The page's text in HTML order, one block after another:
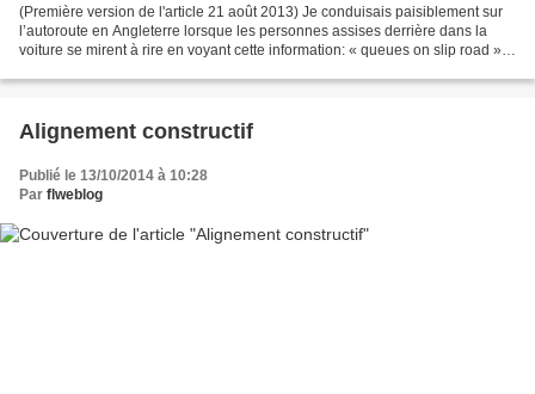
(Première version de l'article 21 août 2013) Je conduisais paisiblement sur
l’autoroute en Angleterre lorsque les personnes assises derrière dans la
voiture se mirent à rire en voyant cette information: « queues on slip road ».
Alignement constructif
Publié le 13/10/2014 à 10:28
Par flweblog